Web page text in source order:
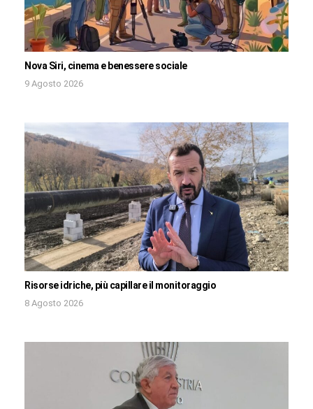
Nova Siri, cinema e benessere sociale
9 Agosto 2026
Risorse idriche, più capillare il monitoraggio
8 Agosto 2026